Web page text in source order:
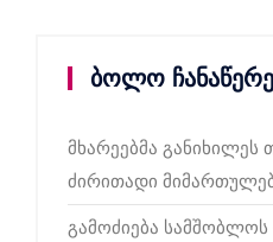
ბოლო
მხარეებმა
ძირითადი
გამოძიება